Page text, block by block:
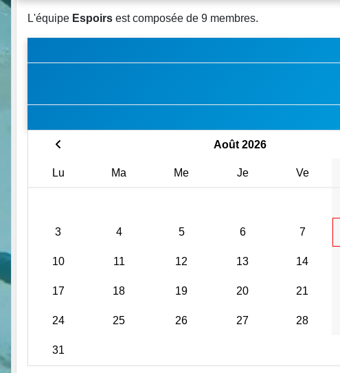
L'équipe Espoirs est composée de 9 membres.
Août 2026
Lu Ma Me Je Ve
3 4 5 6 7
10 11 12 13 14
17 18 19 20 21
24 25 26 27 28
31